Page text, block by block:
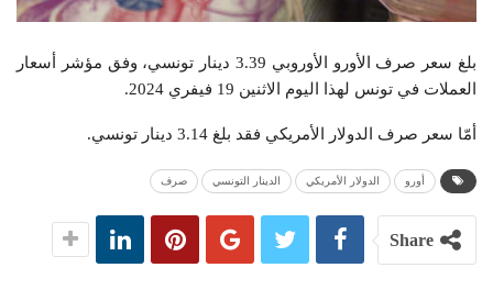
بلغ سعر صرف الأورو الأوروبي 3.39 دينار تونسي، وفق مؤشر أسعار
العملات في تونس لهذا اليوم الاثنين 19 فيفري 2024.
أمّا سعر صرف الدولار الأمريكي فقد بلغ 3.14 دينار تونسي.
أورو الدولار الأمريكي الدينار التونسي صرف
Share